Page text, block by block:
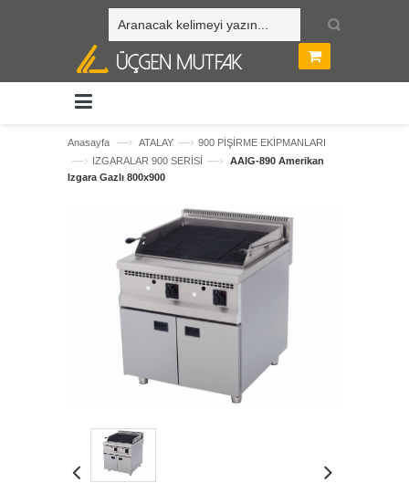
Anasayfa —› ATALAY —› 900 PİŞİRME EKİPMANLARI
—› IZGARALAR 900 SERİSİ —›
AAIG-890 Amerikan
Izgara Gazlı 800x900